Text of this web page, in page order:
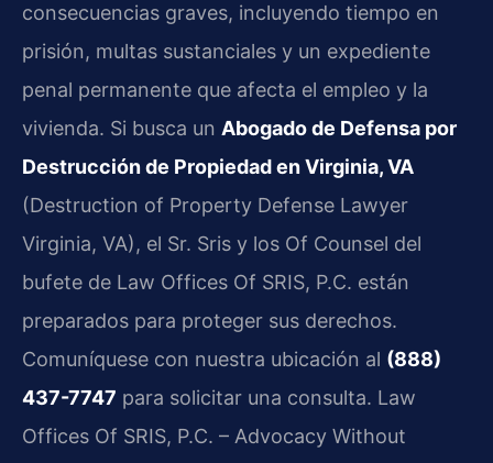
consecuencias graves, incluyendo tiempo en
prisión, multas sustanciales y un expediente
penal permanente que afecta el empleo y la
vivienda. Si busca un Abogado de Defensa por
Destrucción de Propiedad en Virginia, VA
(Destruction of Property Defense Lawyer
Virginia, VA), el Sr. Sris y los Of Counsel del
bufete de Law Offices Of SRIS, P.C. están
preparados para proteger sus derechos.
Comuníquese con nuestra ubicación al (888)
437-7747 para solicitar una consulta. Law
Offices Of SRIS, P.C. – Advocacy Without